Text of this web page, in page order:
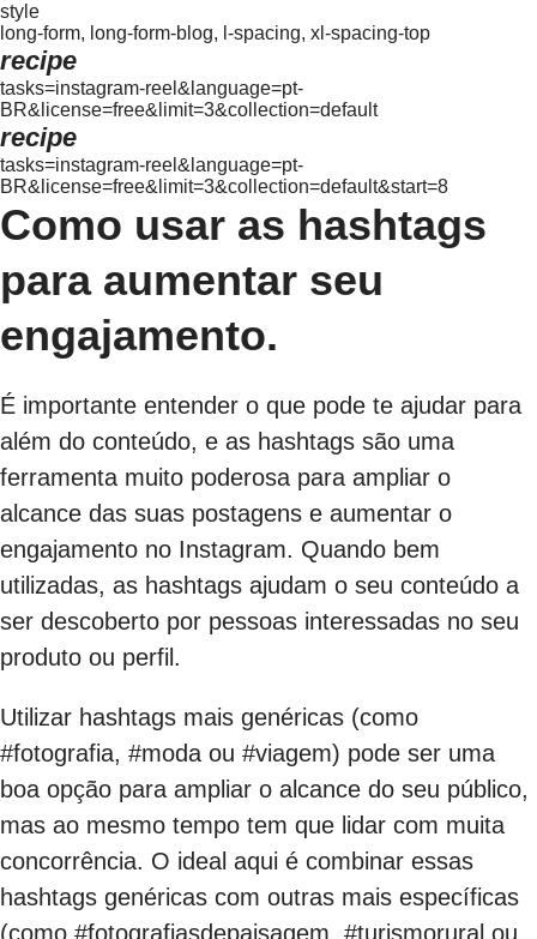
style
long-form, long-form-blog, l-spacing, xl-spacing-top
recipe
tasks=instagram-reel&language=pt-
BR&license=free&limit=3&collection=default
recipe
tasks=instagram-reel&language=pt-
BR&license=free&limit=3&collection=default&start=8
Como usar as hashtags
para aumentar seu
engajamento.
É importante entender o que pode te ajudar para
além do conteúdo, e as hashtags são uma
ferramenta muito poderosa para ampliar o
alcance das suas postagens e aumentar o
engajamento no Instagram. Quando bem
utilizadas, as hashtags ajudam o seu conteúdo a
ser descoberto por pessoas interessadas no seu
produto ou perfil.
Utilizar hashtags mais genéricas (como
#fotografia, #moda ou #viagem) pode ser uma
boa opção para ampliar o alcance do seu público,
mas ao mesmo tempo tem que lidar com muita
concorrência. O ideal aqui é combinar essas
hashtags genéricas com outras mais específicas
(como #fotografiasdepaisagem, #turismorural ou